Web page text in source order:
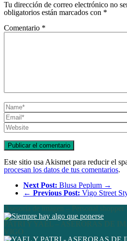
Tu dirección de correo electrónico no
obligatorios están marcados con *
Comentario *
Este sitio usa Akismet para reducir el
procesan los datos de tus comentarios.
Next Post: Blusa Peplum →
← Previous Post: Vigo Street
Asesoría de imagen – Personal shopper
PATRI Y YAEL – ASERORAS DE
VIGO